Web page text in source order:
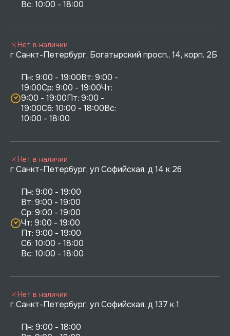
г Санкт-Петербург, Богатырский просп., 14, корп. 2Б
Пн: 9:00 - 19:00Вт: 9:00 -
19:00Ср: 9:00 - 19:00Чт:
9:00 - 19:00Пт: 9:00 -
19:00Сб: 10:00 - 18:00Вс:
10:00 - 18:00
Нет в наличии
г Санкт-Петербург, ул Софийская, д 14 к 2б
Пн: 9:00 - 19:00
Вт: 9:00 - 19:00
Ср: 9:00 - 19:00
Чт: 9:00 - 19:00
Пт: 9:00 - 19:00
Сб: 10:00 - 18:00
Нет в наличии
г Санкт-Петербург, ул Софийская, д 137 к 1
Пн: 9:00 - 18:00
Нет в наличии